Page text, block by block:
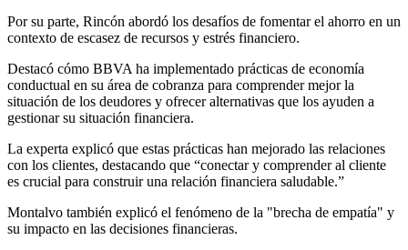
Por su parte, Rincón abordó los desafíos de fomentar el ahorro en un
contexto de escasez de recursos y estrés financiero.
Destacó cómo BBVA ha implementado prácticas de economía
conductual en su área de cobranza para comprender mejor la
situación de los deudores y ofrecer alternativas que los ayuden a
gestionar su situación financiera.
La experta explicó que estas prácticas han mejorado las relaciones
con los clientes, destacando que “conectar y comprender al cliente
es crucial para construir una relación financiera saludable.”
Montalvo también explicó el fenómeno de la "brecha de empatía" y
su impacto en las decisiones financieras.